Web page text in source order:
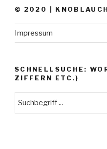
© 2020 |
Impressum
SCHNELLSUCHE:
ZIFFERN ETC.)